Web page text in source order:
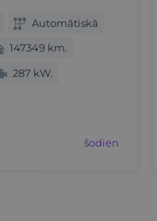
Automātiskā
147349 km.
287 kW.
šodien